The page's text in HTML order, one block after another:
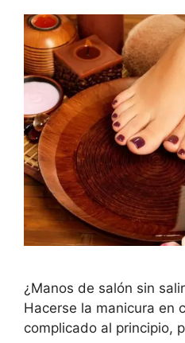
¿Manos de salón sin
Hacerse la manicura en
complicado al principio,